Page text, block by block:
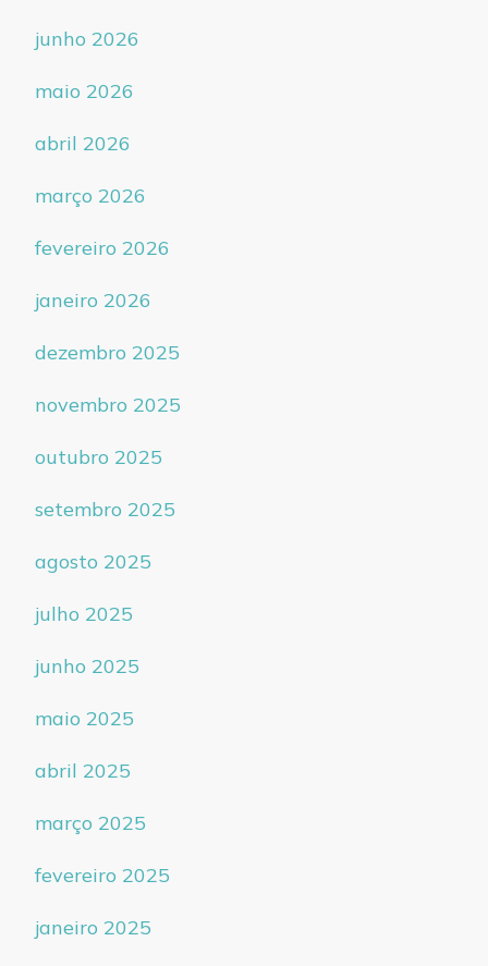
junho 2026
maio 2026
abril 2026
março 2026
fevereiro 2026
janeiro 2026
dezembro 2025
novembro 2025
outubro 2025
setembro 2025
agosto 2025
julho 2025
junho 2025
maio 2025
abril 2025
março 2025
fevereiro 2025
janeiro 2025